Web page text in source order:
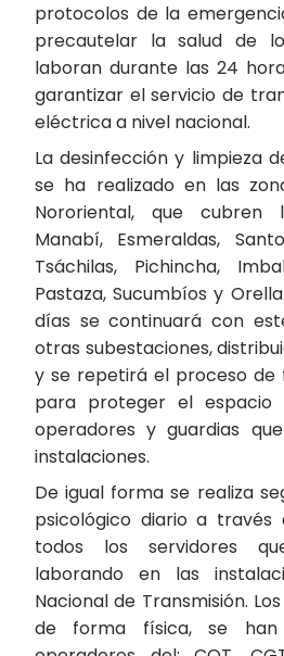
protocolos de la
precautelar la salud de
laboran durante las 24
garantizar el servicio de
eléctrica a nivel nacional.
La desinfección y limpieza
se ha realizado en las
Nororiental, que cubren
Manabí, Esmeraldas,
Tsáchilas, Pichincha,
Pastaza, Sucumbíos y
días se continuará con
otras subestaciones,
y se repetirá el proceso
para proteger el
operadores y guardias
instalaciones.
De igual forma se realiza
psicológico diario a través
todos los servidores
laborando en las
Nacional de Transmisión.
de forma física, se